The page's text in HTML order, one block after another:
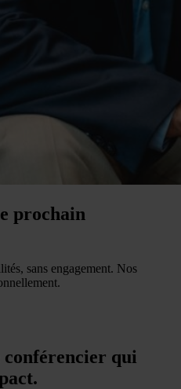
prochain
sans engagement. Nos
conférencier qui